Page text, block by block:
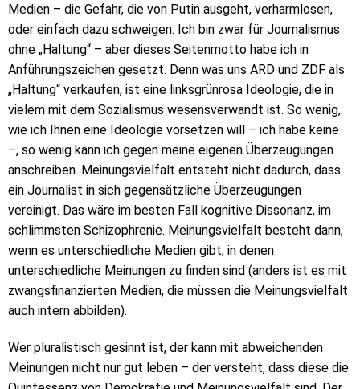
Medien – die Gefahr, die von Putin ausgeht, verharmlosen,
oder einfach dazu schweigen. Ich bin zwar für Journalismus
ohne „Haltung“ – aber dieses Seitenmotto habe ich in
Anführungszeichen gesetzt. Denn was uns ARD und ZDF als
„Haltung“ verkaufen, ist eine linksgrünrosa Ideologie, die in
vielem mit dem Sozialismus wesensverwandt ist. So wenig,
wie ich Ihnen eine Ideologie vorsetzen will – ich habe keine
–, so wenig kann ich gegen meine eigenen Überzeugungen
anschreiben. Meinungsvielfalt entsteht nicht dadurch, dass
ein Journalist in sich gegensätzliche Überzeugungen
vereinigt. Das wäre im besten Fall kognitive Dissonanz, im
schlimmsten Schizophrenie. Meinungsvielfalt besteht dann,
wenn es unterschiedliche Medien gibt, in denen
unterschiedliche Meinungen zu finden sind (anders ist es mit
zwangsfinanzierten Medien, die müssen die Meinungsvielfalt
auch intern abbilden).
Wer pluralistisch gesinnt ist, der kann mit abweichenden
Meinungen nicht nur gut leben – der versteht, dass diese die